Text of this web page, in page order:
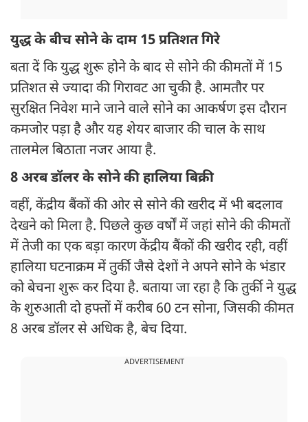
युद्ध के बीच सोने के दाम 15 प्रतिशत गिरे
बता दें कि युद्ध शुरू होने के बाद से सोने की कीमतों में 15
प्रतिशत से ज्यादा की गिरावट आ चुकी है. आमतौर पर
सुरक्षित निवेश माने जाने वाले सोने का आकर्षण इस दौरान
कमजोर पड़ा है और यह शेयर बाजार की चाल के साथ
तालमेल बिठाता नजर आया है.
8 अरब डॉलर के सोने की हालिया बिक्री
वहीं, केंद्रीय बैंकों की ओर से सोने की खरीद में भी बदलाव
देखने को मिला है. पिछले कुछ वर्षों में जहां सोने की कीमतों
में तेजी का एक बड़ा कारण केंद्रीय बैंकों की खरीद रही, वहीं
हालिया घटनाक्रम में तुर्की जैसे देशों ने अपने सोने के भंडार
को बेचना शुरू कर दिया है. बताया जा रहा है कि तुर्की ने युद्ध
के शुरुआती दो हफ्तों में करीब 60 टन सोना, जिसकी कीमत
8 अरब डॉलर से अधिक है, बेच दिया.
ADVERTISEMENT